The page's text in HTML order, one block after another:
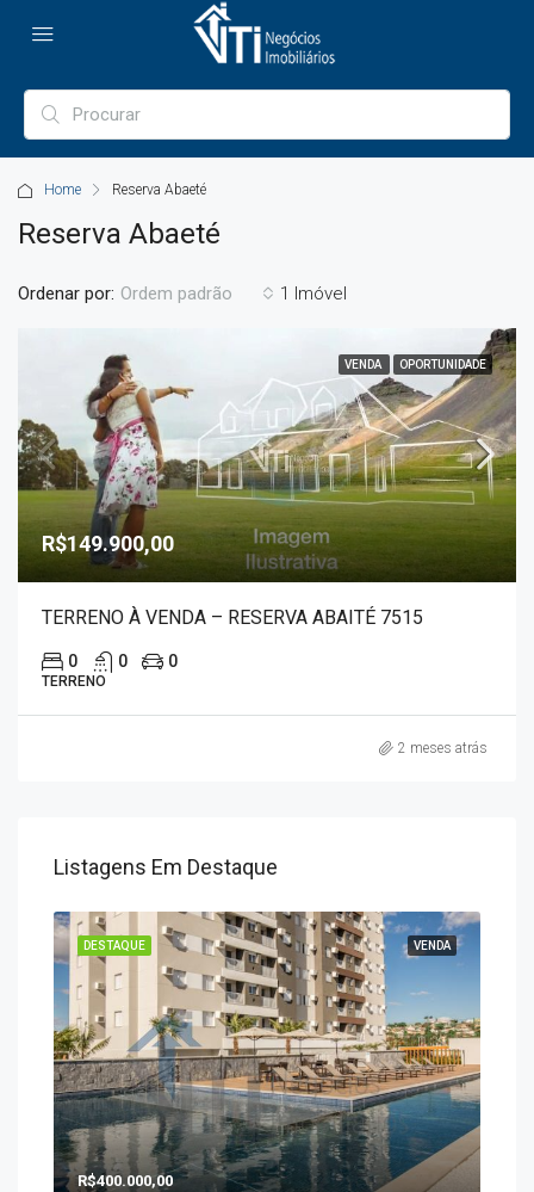
Home Reserva Abaeté
Reserva Abaeté
1 Imóvel
Ordenar por: Ordem padrão
VENDA OPORTUNIDADE
R$149.900,00
TERRENO À VENDA – RESERVA ABAITÉ 7515
0 0 0
TERRENO
2 meses atrás
Listagens Em Destaque
VENDA
DESTAQUE
R$400.000,00